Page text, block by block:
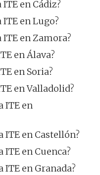
en Cádiz?
ITE en Lugo?
ITE en Zamora?
en Álava?
en Soria?
en Valladolid?
ITE en
ITE en Castellón?
ITE en Cuenca?
ITE en Granada?